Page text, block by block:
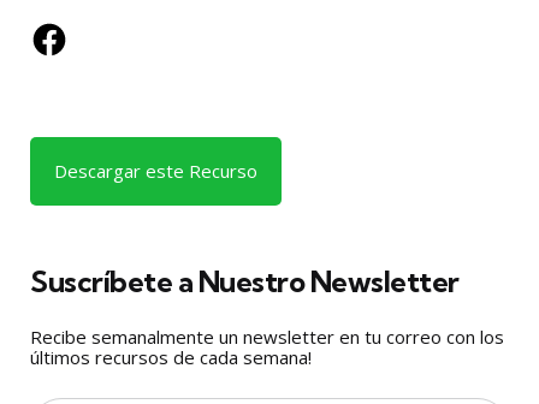
Facebook
Descargar este Recurso
Suscríbete a Nuestro Newsletter
Recibe semanalmente un newsletter en tu correo con los
últimos recursos de cada semana!